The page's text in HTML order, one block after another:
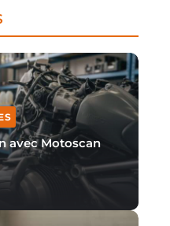
avec Motoscan